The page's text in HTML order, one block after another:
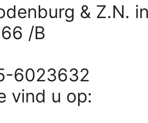
& Z.N.
/B
6023632
vind u op: